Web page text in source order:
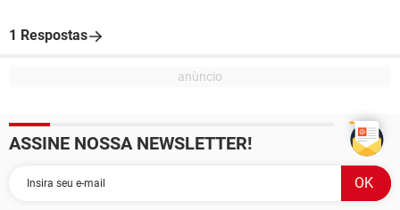
1 Respostas
ASSINE NOSSA NEWSLETTER!